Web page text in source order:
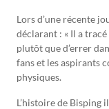
Lors d’une récente
déclarant : « Il a
plutôt que d’errer
fans et les aspirants
physiques.
L’histoire de Bisping